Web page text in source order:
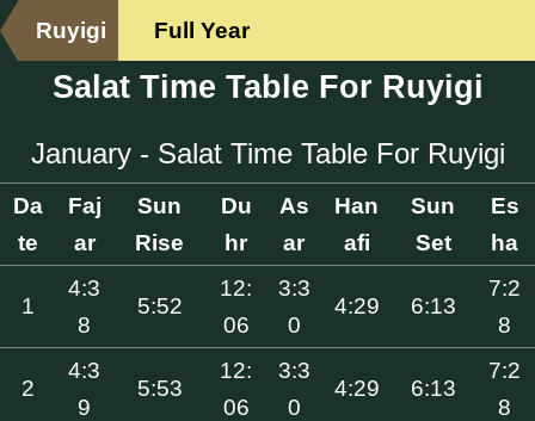
Ruyigi Full Year
Salat Time Table For Ruyigi
January - Salat Time Table For Ruyigi
Da
te
Faj
ar
Sun
Rise
Du
hr
As
ar
Han
afi
Sun
Set
Es
ha
1
4:3
8
5:52
12:
06
3:3
0
4:29 6:13
7:2
8
2
4:3
9
5:53
12:
06
3:3
0
4:29 6:13
7:2
8